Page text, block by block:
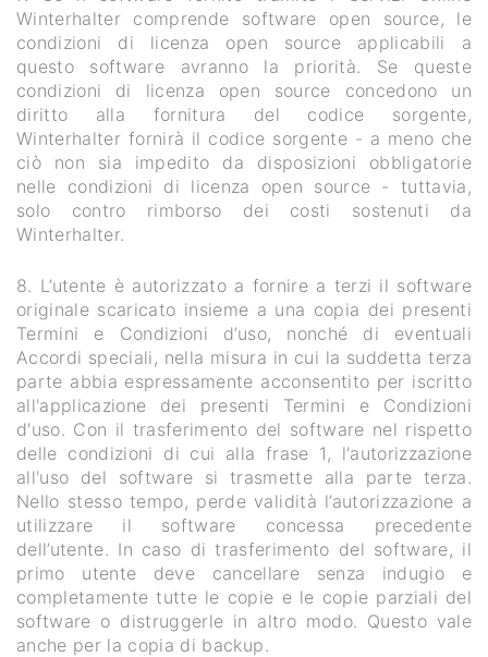
Winterhalter comprende software open source, le
condizioni di licenza open source applicabili a
questo software avranno la priorità. Se queste
condizioni di licenza open source concedono un
diritto alla fornitura del codice sorgente,
Winterhalter fornirà il codice sorgente - a meno che
ciò non sia impedito da disposizioni obbligatorie
nelle condizioni di licenza open source - tuttavia,
solo contro rimborso dei costi sostenuti da
Winterhalter.
8. L’utente è autorizzato a fornire a terzi il software
originale scaricato insieme a una copia dei presenti
Termini e Condizioni d’uso, nonché di eventuali
Accordi speciali, nella misura in cui la suddetta terza
parte abbia espressamente acconsentito per iscritto
all'applicazione dei presenti Termini e Condizioni
d'uso. Con il trasferimento del software nel rispetto
delle condizioni di cui alla frase 1, l'autorizzazione
all'uso del software si trasmette alla parte terza.
Nello stesso tempo, perde validità l’autorizzazione a
utilizzare il software concessa precedente
dell’utente. In caso di trasferimento del software, il
primo utente deve cancellare senza indugio e
completamente tutte le copie e le copie parziali del
software o distruggerle in altro modo. Questo vale
anche per la copia di backup.